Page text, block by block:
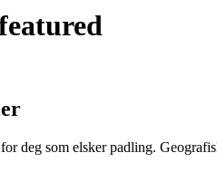
deg som elsker padling.